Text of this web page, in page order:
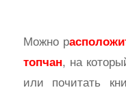
Можно р
топчан, на
или почитать